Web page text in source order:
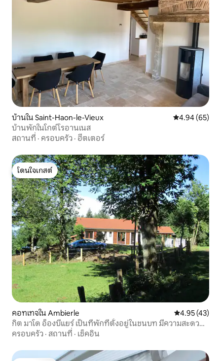
บ้านใน Saint-Haon-le-Vieux คะแนนเฉลี่ย
4.94 (65)
บ้านพักในโกต์โรอานเนส
สถานที่ · ครอบครัว · ฮีตเตอร์
โดนใจเกสต์
โดนใจเกสต์
คอทเทจใน Ambierle คะแนนเฉลี่ย
4.95 (43)
กิต มาโด อ็องบีแยร์ เป็นที่พักที่ตั้งอยู่ในชนบท มีความสะดวก
สบาย และมองเห็นทิวทัศน์ได้
ครอบครัว · สถานที่ · เช็คอิน